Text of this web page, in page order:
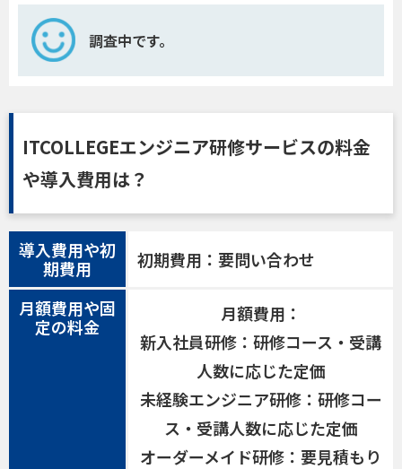
調査中です。
ITCOLLEGEエンジニア研修サービスの料金
や導入費用は？
導入費用や初
期費用
初期費用：要問い合わせ
月額費用や固
定の料金
月額費用：
新入社員研修：研修コース・受講
人数に応じた定価
未経験エンジニア研修：研修コー
ス・受講人数に応じた定価
オーダーメイド研修：要見積もり